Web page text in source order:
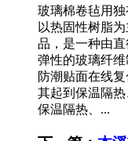
玻璃棉卷毡用
以热固性树脂
品，是一种由
弹性的玻璃纤
防潮贴面在线
其起到保温隔
保温隔热、...